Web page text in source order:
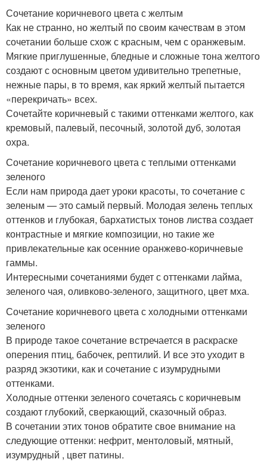
Сочетание коричневого цвета с желтым
Как не странно, но желтый по своим качествам в этом
сочетании больше схож с красным, чем с оранжевым.
Мягкие приглушенные, бледные и сложные тона желтого
создают с основным цветом удивительно трепетные,
нежные пары, в то время, как яркий желтый пытается
«перекричать» всех.
Сочетайте коричневый с такими оттенками желтого, как
кремовый, палевый, песочный, золотой дуб, золотая
охра.
Сочетание коричневого цвета с теплыми оттенками
зеленого
Если нам природа дает уроки красоты, то сочетание с
зеленым — это самый первый. Молодая зелень теплых
оттенков и глубокая, бархатистых тонов листва создает
контрастные и мягкие композиции, но такие же
привлекательные как осенние оранжево-коричневые
гаммы.
Интересными сочетаниями будет с оттенками лайма,
зеленого чая, оливково-зеленого, защитного, цвет мха.
Сочетание коричневого цвета с холодными оттенками
зеленого
В природе такое сочетание встречается в раскраске
оперения птиц, бабочек, рептилий. И все это уходит в
разряд экзотики, как и сочетание с изумрудными
оттенками.
Холодные оттенки зеленого сочетаясь с коричневым
создают глубокий, сверкающий, сказочный образ.
В сочетании этих тонов обратите свое внимание на
следующие оттенки: нефрит, ментоловый, мятный,
изумрудный , цвет патины.